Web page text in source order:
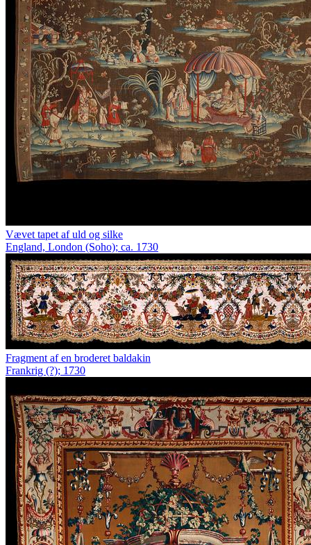
Vævet tapet af uld og silke
England, London (Soho); ca. 1730
Fragment af en broderet baldakin
Frankrig (?); 1730